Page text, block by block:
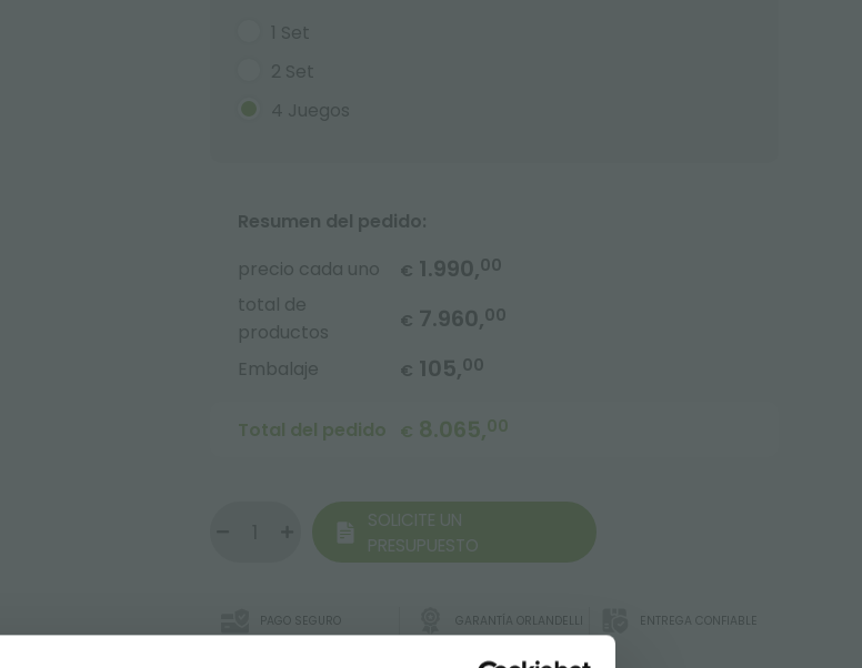
1 Set
2 Set
4 Juegos
Resumen del pedido:
precio cada uno
€ 1.990,00
total de
productos
€ 7.960,00
Embalaje € 105,00
Total del pedido € 8.065,00
SOLICITE UN
PRESUPUESTO
PAGO SEGURO GARANTÍA ORLANDELLI ENTREGA CONFIABLE